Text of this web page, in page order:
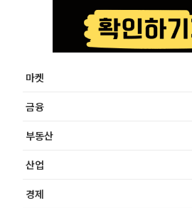
마켓
금융
부동산
산업
경제